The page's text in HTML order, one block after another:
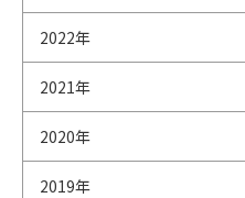
2022年
2021年
2020年
2019年